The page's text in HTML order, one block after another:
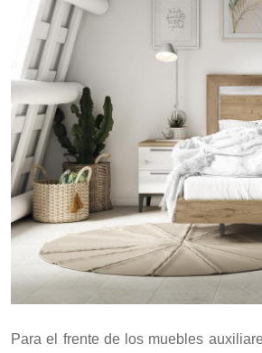
Para el frente de los muebles